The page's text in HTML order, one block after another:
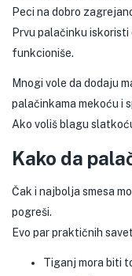
Peci na dobro
Prvu palačinku
funkcioniše.
Mnogi vole da dodaju
palačinkama mekoću i
Ako voliš blagu
Kako da
Čak i najbolja smesa
pogreši.
Evo par praktičnih
Tiganj mora biti